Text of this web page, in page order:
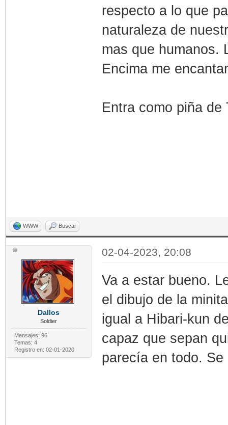
respecto a lo que
naturaleza de
mas que humanos.
Encima me
Entra como piña de
WWW Buscar
Dallos
Soldier
Mensajes: 96
Temas: 4
Registro en: 02-01-2020
02-04-2023, 20:08
Va a estar bueno.
el dibujo de la
igual a Hibari-kun
capaz que sepan
parecía en todo.